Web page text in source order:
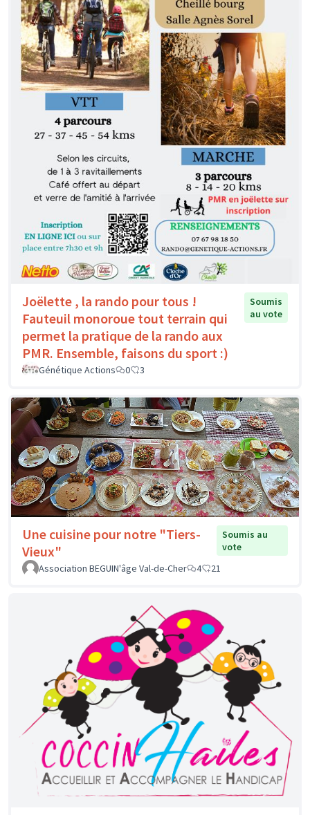
Joëlette , la rando pour tous !
Fauteuil monoroue tout terrain qui
permet la pratique de la rando aux
PMR. Ensemble, faisons du sport :)
Soumis
au vote
Génétique Actions 0 3
Une cuisine pour notre "Tiers-
Vieux"
Soumis au
vote
Association BEGUIN'âge Val-de-Cher
4 21